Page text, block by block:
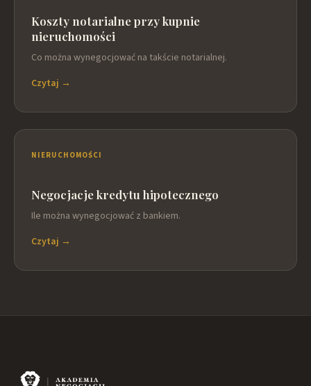
Koszty notarialne przy kupnie
nieruchomości
Co można wynegocjować na takście notarialnej.
Czytaj →
NIERUCHOMOŚCI
Negocjacje kredytu hipotecznego
Ile można wynegocjować z bankiem.
Czytaj →